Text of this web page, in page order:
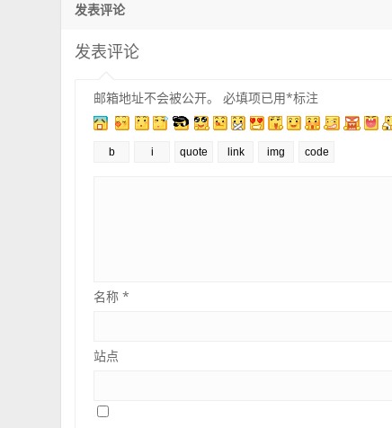
发表评论
发表评论
邮箱地址不会被公开。 必填项已用*标注
名称*
站点